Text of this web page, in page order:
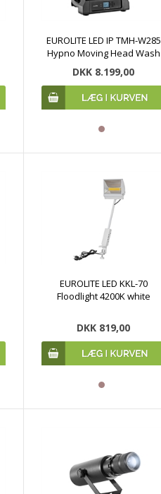
EUROLITE LED IP TMH-W285
Hypno Moving Head Wash
DKK 8.199,00
EUROLITE LED KKL-70
Floodlight 4200K white
DKK 819,00